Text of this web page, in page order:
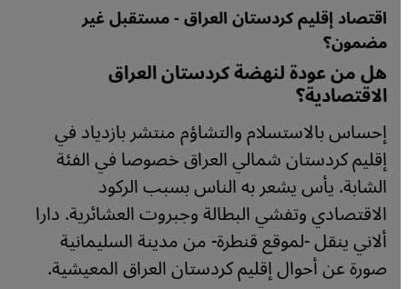
اقتصاد إقليم كردستان العراق - مستقبل غير
مضمون؟
هل من عودة لنهضة كردستان العراق
الاقتصادية؟
إحساس بالاستسلام والتشاؤم منتشر بازدياد في
إقليم كردستان شمالي العراق خصوصا في الفئة
الشابة. يأس يشعر به الناس بسبب الركود
الاقتصادي وتفشي البطالة وجبروت العشائرية. دارا
ألاني ينقل -لموقع قنطرة- من مدينة السليمانية
صورة عن أحوال إقليم كردستان العراق المعيشية.